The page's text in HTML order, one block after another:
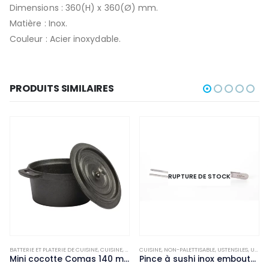
Dimensions : 360(H) x 360(Ø) mm.
Matière : Inox.
Couleur : Acier inoxydable.
PRODUITS SIMILAIRES
MARMITES ET CASSEROLES,NON-PALETTISABLE
Mini cocotte Comas 140 mm
RUPTURE DE STOCK
CUISINE,NON-PALETTISABLE,USTENSILES USTENSILES DE SERVICE
Pince à sushi inox embouts arrondis 140mm
RUPTURE DE STOCK
BATTERIE ET PLATERIE DE CUISINE,CUISINE